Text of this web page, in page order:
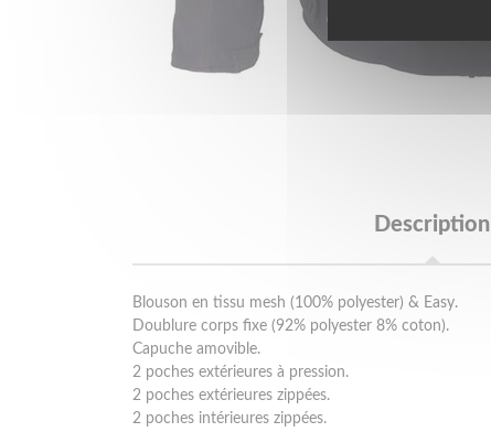
Description
Blouson en tissu mesh (100% polyester) & Easy.
Doublure corps fixe (92% polyester 8% coton).
Capuche amovible.
2 poches extérieures à pression.
2 poches extérieures zippées.
2 poches intérieures zippées.